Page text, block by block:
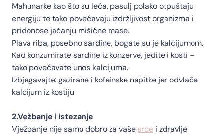
Mahunarke kao što su leća, pasulj polako otpuštaju
energiju te tako povećavaju izdržljivost organizma i
pridonose jačanju mišićne mase.
Plava riba, posebno sardine, bogate su je kalcijumom.
Kad konzumirate sardine iz konzerve, jedite i kosti –
tako povećavate unos kalcijuma.
Izbjegavajte:gazirane i kofeinske napitke jer odvlače
kalcijum iz kostiju
2.Vežbanje i istezanje
Vježbanje nije samo dobro za vaše srce i zdravlje